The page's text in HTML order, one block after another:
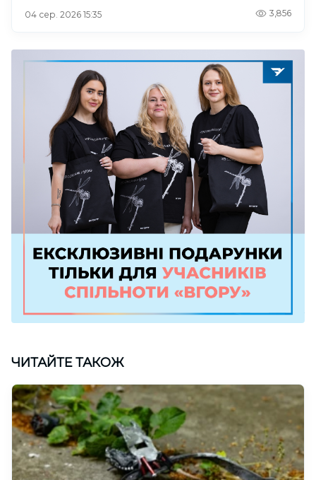
04 сер. 2026 15:35 3,856
ЧИТАЙТЕ ТАКОЖ